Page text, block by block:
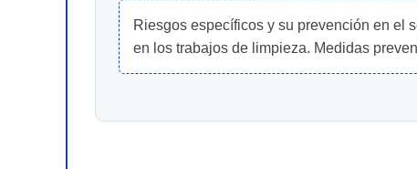
Riesgos específicos y su prevención en el
en los trabajos de limpieza. Medidas